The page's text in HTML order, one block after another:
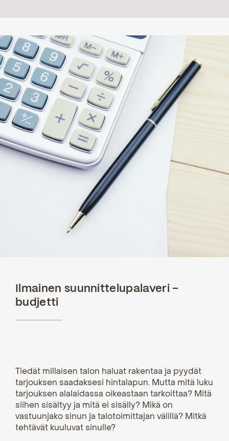
Ilmainen suunnittelupalaveri –
budjetti
Tiedät millaisen talon haluat rakentaa ja pyydät
tarjouksen saadaksesi hintalapun. Mutta mitä luku
tarjouksen alalaidassa oikeastaan tarkoittaa? Mitä
siihen sisältyy ja mitä ei sisälly? Mikä on
vastuunjako sinun ja talotoimittajan välillä? Mitkä
tehtävät kuuluvat sinulle?